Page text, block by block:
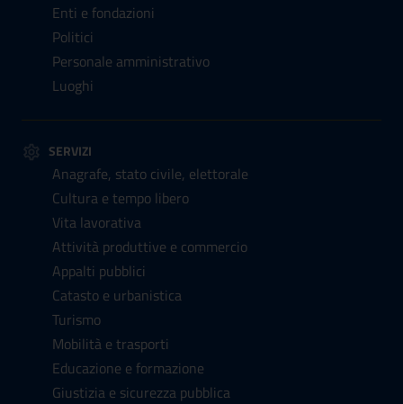
Enti e fondazioni
Politici
Personale amministrativo
Luoghi
SERVIZI
Anagrafe, stato civile, elettorale
Cultura e tempo libero
Vita lavorativa
Attività produttive e commercio
Appalti pubblici
Catasto e urbanistica
Turismo
Mobilità e trasporti
Educazione e formazione
Giustizia e sicurezza pubblica